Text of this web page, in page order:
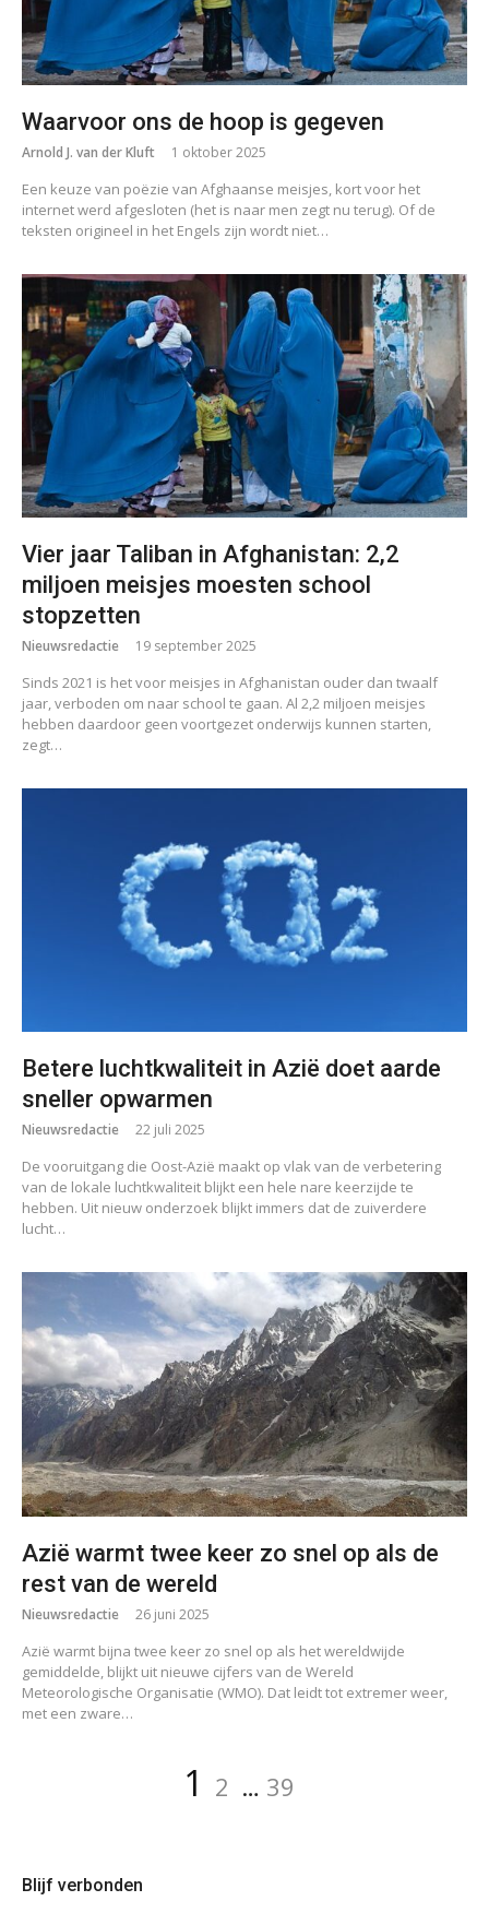
Waarvoor ons de hoop is gegeven
Arnold J. van der Kluft 1 oktober 2025
Een keuze van poëzie van Afghaanse meisjes, kort voor het
internet werd afgesloten (het is naar men zegt nu terug). Of de
teksten origineel in het Engels zijn wordt niet…
Vier jaar Taliban in Afghanistan: 2,2
miljoen meisjes moesten school
stopzetten
Nieuwsredactie 19 september 2025
Sinds 2021 is het voor meisjes in Afghanistan ouder dan twaalf
jaar, verboden om naar school te gaan. Al 2,2 miljoen meisjes
hebben daardoor geen voortgezet onderwijs kunnen starten,
zegt…
Betere luchtkwaliteit in Azië doet aarde
sneller opwarmen
Nieuwsredactie 22 juli 2025
De vooruitgang die Oost-Azië maakt op vlak van de verbetering
van de lokale luchtkwaliteit blijkt een hele nare keerzijde te
hebben. Uit nieuw onderzoek blijkt immers dat de zuiverdere
lucht…
Azië warmt twee keer zo snel op als de
rest van de wereld
Nieuwsredactie 26 juni 2025
Azië warmt bijna twee keer zo snel op als het wereldwijde
gemiddelde, blijkt uit nieuwe cijfers van de Wereld
Meteorologische Organisatie (WMO). Dat leidt tot extremer weer,
met een zware…
Pagina
1 Pagina
2 … Pagina
39
Blijf verbonden